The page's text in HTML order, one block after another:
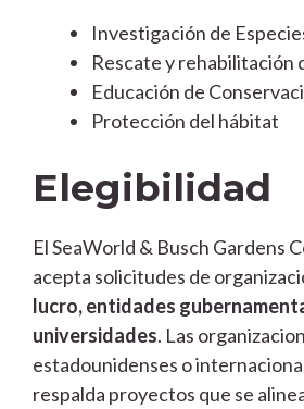
Investigación de
Rescate y rehabilitación
Educación de
Protección del hábitat
Elegibilidad
El SeaWorld & Busch Gardens
acepta solicitudes de
lucro, entidades
universidades. Las
estadounidenses o
respalda proyectos que se